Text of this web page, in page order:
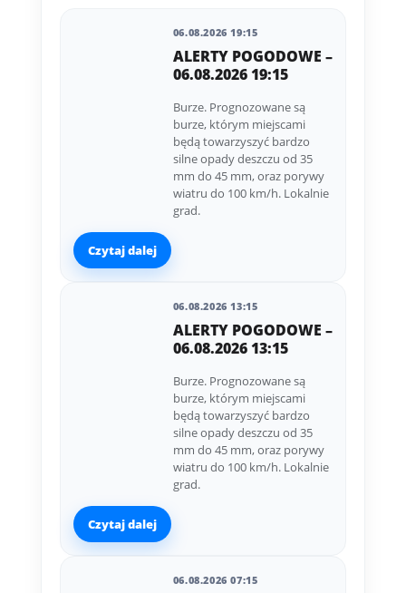
06.08.2026 19:15
ALERTY POGODOWE –
06.08.2026 19:15
Burze. Prognozowane są
burze, którym miejscami
będą towarzyszyć bardzo
silne opady deszczu od 35
mm do 45 mm, oraz porywy
wiatru do 100 km/h. Lokalnie
grad.
Czytaj dalej
06.08.2026 13:15
ALERTY POGODOWE –
06.08.2026 13:15
Burze. Prognozowane są
burze, którym miejscami
będą towarzyszyć bardzo
silne opady deszczu od 35
mm do 45 mm, oraz porywy
wiatru do 100 km/h. Lokalnie
grad.
Czytaj dalej
06.08.2026 07:15